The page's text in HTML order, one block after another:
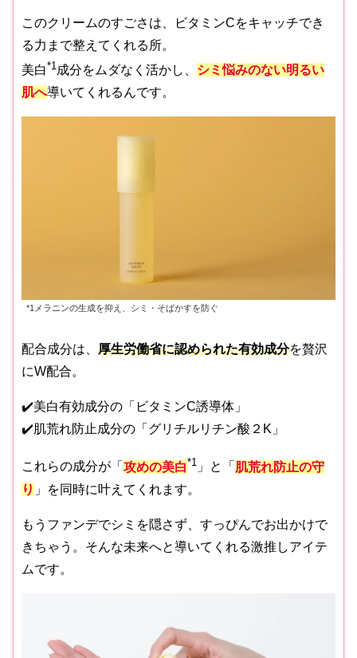
このクリームのすごさは、ビタミンCをキャッチでき
る力まで整えてくれる所。
美白*1 成分をムダなく活かし、 シミ悩みのない明るい
肌へ導いてくれるんです。
*1メラニンの生成を抑え、シミ・そばかすを防ぐ
配合成分は、 厚生労働省に認められた有効成分を贅沢
にW配合。
✔️美白有効成分の「ビタミンC誘導体」
✔️肌荒れ防止成分の「グリチルリチン酸２K」
これらの成分が「 攻めの美白*1 」と「 肌荒れ防止の守
り 」を同時に叶えてくれます。
もうファンデでシミを隠さず、すっぴんでお出かけで
きちゃう。そんな未来へと導いてくれる激推しアイテ
ムです。